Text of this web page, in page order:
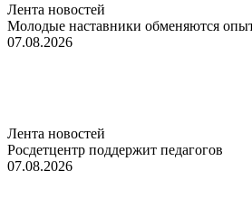
Лента новостей
Молодые наставники обменяются
07.08.2026
Лента новостей
Росдетцентр поддержит педагогов
07.08.2026